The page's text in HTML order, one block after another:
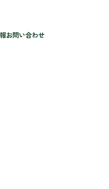
お問い合わせ